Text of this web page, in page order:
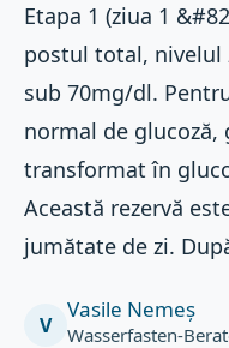
Etapa 1 (ziua 1
postul total, nivelul
sub 70mg/dl.
normal de
transformat în
Această rezervă
jumătate de zi.
V
Vasile Nemeș
Wasserfasten-